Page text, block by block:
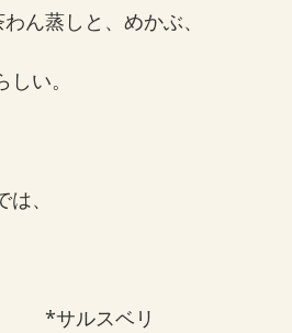
ん蒸しと、めかぶ、
い。
、
*サルスベリ